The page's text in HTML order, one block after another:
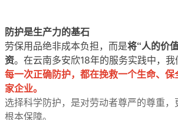
防护是生产力的基石
劳保用品绝非成本负担，而是将“人的价
资。在云南多安欣18年的服务实践中，我
每一次正确防护，都在挽救一个生命、
家企业。
选择科学防护，是对劳动者尊严的尊重
根本保障。